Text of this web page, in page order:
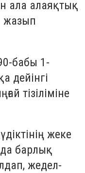
ала алаяқтық
жазып
бабы 1-
дейінгі
тізіліміне
жеке
барлық
жедел-